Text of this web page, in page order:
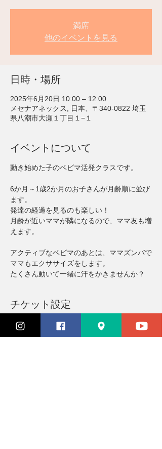
満席
他のイベントを見る
日時・場所
2025年6月20日 10:00 – 12:00
メセナアネックス, 日本、〒340-0822 埼玉
県八潮市大瀬１丁目１−１
イベントについて
動き始めた子のベビマ活発クラスです。
6か月～1歳2か月のお子さんが月齢順に並び
ます。
発達の経過を見るのも楽しい！
月齢が近いママが隣になるので、ママ友も増
えます。
アクティブなベビマのあとは、ママズンバで
ママもエクササイズをします。
たくさん動いて一緒に汗をかきませんか？
チケット設定